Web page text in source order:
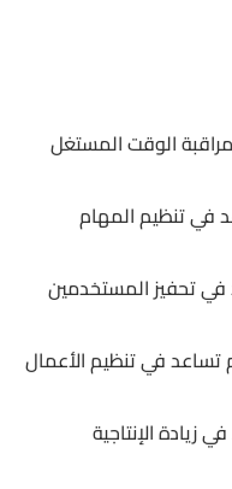
الوقت المستغل
في تنظيم المهام
في تحفيز المستخدمين
تساعد في تنظيم الأعمال
زيادة الإنتاجية